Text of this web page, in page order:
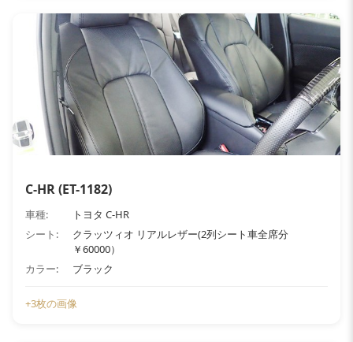
C-HR (ET-1182)
車種:
トヨタ C-HR
シート:
クラッツィオ リアルレザー(2列シート車全席分
￥60000）
カラー:
ブラック
+3枚の画像